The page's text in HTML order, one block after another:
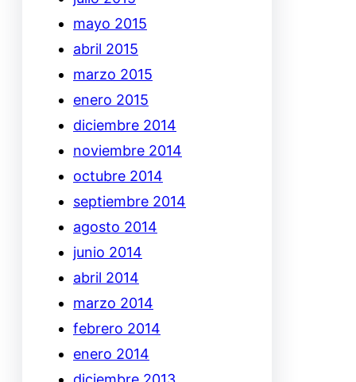
mayo 2015
abril 2015
marzo 2015
enero 2015
diciembre 2014
noviembre 2014
octubre 2014
septiembre 2014
agosto 2014
junio 2014
abril 2014
marzo 2014
febrero 2014
enero 2014